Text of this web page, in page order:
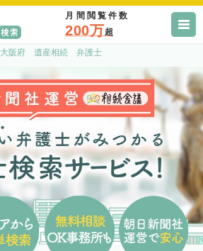
月間閲覧件数
200万超
大阪府 遺産相続 弁護士